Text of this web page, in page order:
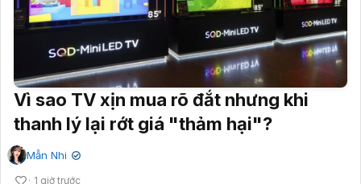
Vì sao TV xịn mua rõ đắt nhưng khi
thanh lý lại rớt giá "thảm hại"?
Mẫn Nhi ✔
1 giờ trước